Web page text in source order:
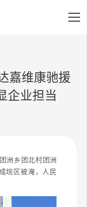
嘉维康驰援
企业担当
洲乡团北村团洲
垸区被淹，人民